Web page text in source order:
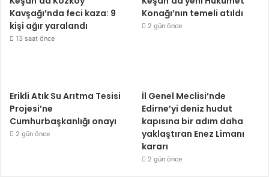
Kavşağı’nda feci kaza: 9
kişi ağır yaralandı
13 saat önce
Konağı’nın temeli atıldı
2 gün önce
Erikli Atık Su Arıtma Tesisi
Projesi’ne
Cumhurbaşkanlığı onayı
2 gün önce
İl Genel Meclisi’nde
Edirne’yi deniz hudut
kapısına bir adım daha
yaklaştıran Enez Limanı
kararı
2 gün önce